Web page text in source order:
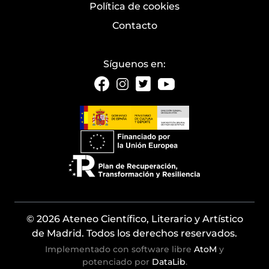
Política de cookies
Contacto
Síguenos en:
© 2026 Ateneo Científico, Literario y Artístico
de Madrid. Todos los derechos reservados.
Implementado con software libre AtoM y
potenciado por DataLib.